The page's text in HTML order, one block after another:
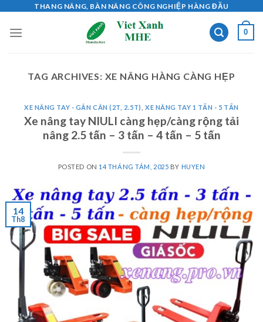
content
THANG NÂNG, BÀN NÂNG CÔNG NGHIỆP HÀNG ĐẦU
0
TAG ARCHIVES: XE NÂNG HÀNG CÀNG HẸP
XE NÂNG TAY - GẮN CÂN (2T, 2.5T) ,XE NÂNG TAY 1 TẤN - 5 TẤN
Xe nâng tay NIULI càng hẹp/càng rộng tải
nâng 2.5 tấn – 3 tấn – 4 tấn – 5 tấn
POSTED ON 14 THÁNG TÁM, 2025 BY HUYEN
14
Th8